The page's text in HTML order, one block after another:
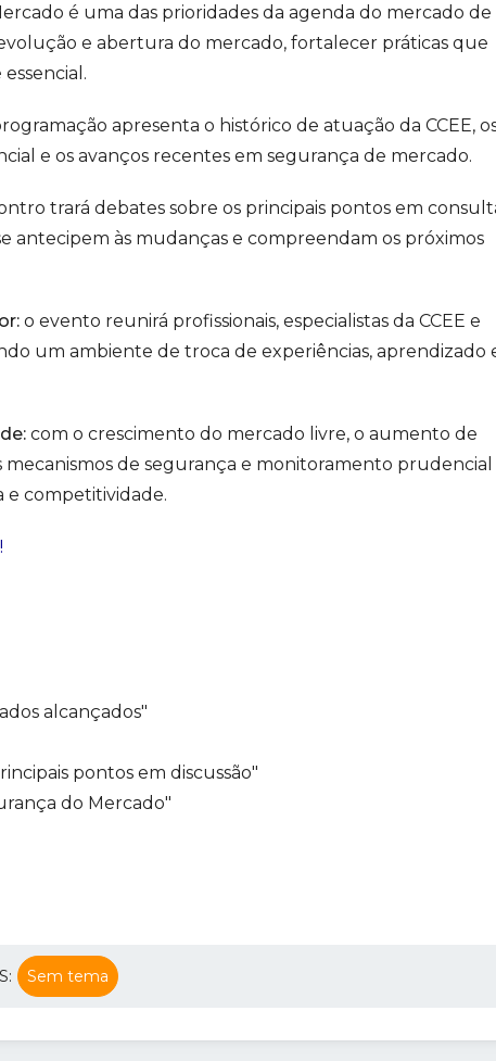
é uma das prioridades da agenda do mercado de
e abertura do mercado, fortalecer práticas que
apresenta o histórico de atuação da CCEE,
e os avanços recentes em segurança de mercado.
trará debates sobre os principais pontos em
antecipem às mudanças e compreendam os próximos
o evento reunirá profissionais, especialistas da CCEE e
um ambiente de troca de experiências, aprendizado
com o crescimento do mercado livre, o aumento de
de segurança e monitoramento prudencial
competitividade.
alcançados"
pontos em discussão"
do Mercado"
Sem tema